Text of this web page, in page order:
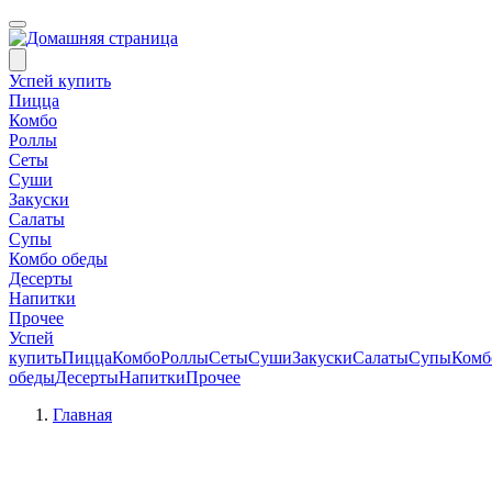
Успей купить
Пицца
Комбо
Роллы
Сеты
Суши
Закуски
Салаты
Супы
Комбо обеды
Десерты
Напитки
Прочее
Успей
купитьПиццаКомбоРоллыСетыСушиЗакускиСалатыСупы
обедыДесертыНапиткиПрочее
Главная